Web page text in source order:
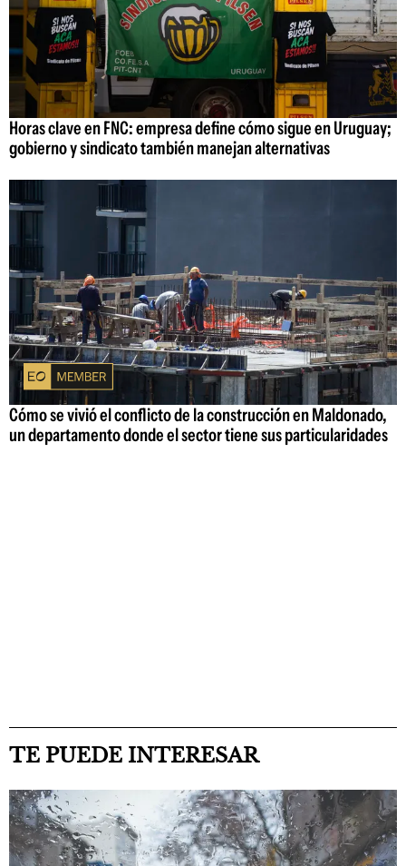
Horas clave en FNC: empresa define cómo sigue en Uruguay;
gobierno y sindicato también manejan alternativas
Cómo se vivió el conflicto de la construcción en Maldonado,
un departamento donde el sector tiene sus particularidades
TE PUEDE INTERESAR